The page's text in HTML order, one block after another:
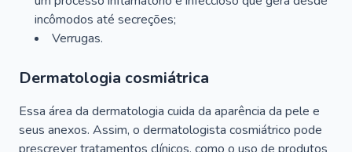
incômodos até secreções;
Verrugas.
Dermatologia cosmiátrica
Essa área da dermatologia cuida da aparência da pele e
seus anexos. Assim, o dermatologista cosmiátrico pode